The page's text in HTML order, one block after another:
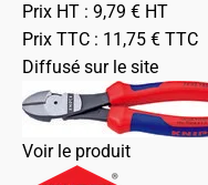
Prix HT : 9,79 € HT
Prix TTC : 11,75 € TTC
Diffusé sur le site
Voir le produit